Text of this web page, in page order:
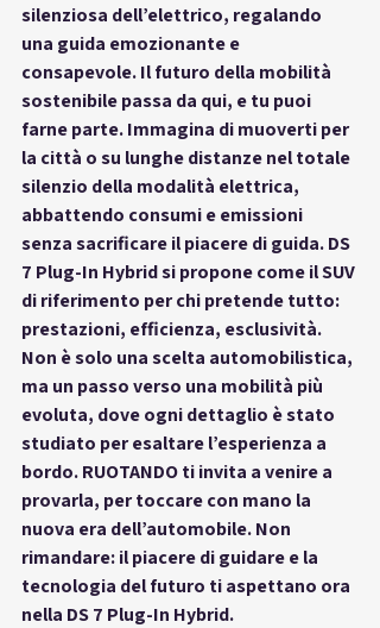
silenziosa dell’elettrico, regalando
una guida emozionante e
consapevole. Il futuro della mobilità
sostenibile passa da qui, e tu puoi
farne parte. Immagina di muoverti per
la città o su lunghe distanze nel totale
silenzio della modalità elettrica,
abbattendo consumi e emissioni
senza sacrificare il piacere di guida. DS
7 Plug-In Hybrid si propone come il SUV
di riferimento per chi pretende tutto:
prestazioni, efficienza, esclusività.
Non è solo una scelta automobilistica,
ma un passo verso una mobilità più
evoluta, dove ogni dettaglio è stato
studiato per esaltare l’esperienza a
bordo. RUOTANDO ti invita a venire a
provarla, per toccare con mano la
nuova era dell’automobile. Non
rimandare: il piacere di guidare e la
tecnologia del futuro ti aspettano ora
nella DS 7 Plug-In Hybrid.